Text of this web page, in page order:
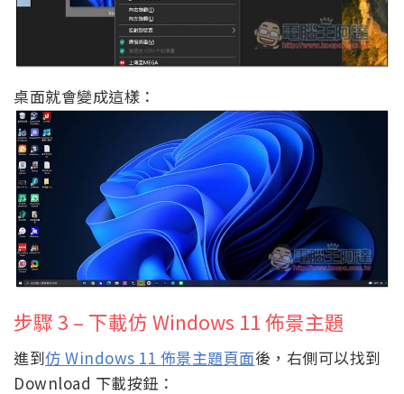
桌面就會變成這樣：
步驟 3 – 下載仿 Windows 11 佈景主題
進到仿 Windows 11 佈景主題頁面後，右側可以找到
Download 下載按鈕：